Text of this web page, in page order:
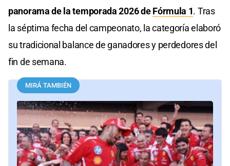
panorama de la temporada 2026 deFórmula 1. Tras
la séptima fecha del campeonato, la categoría elaboró
su tradicional balance de ganadores y perdedores del
fin de semana.
MIRÁ TAMBIÉN